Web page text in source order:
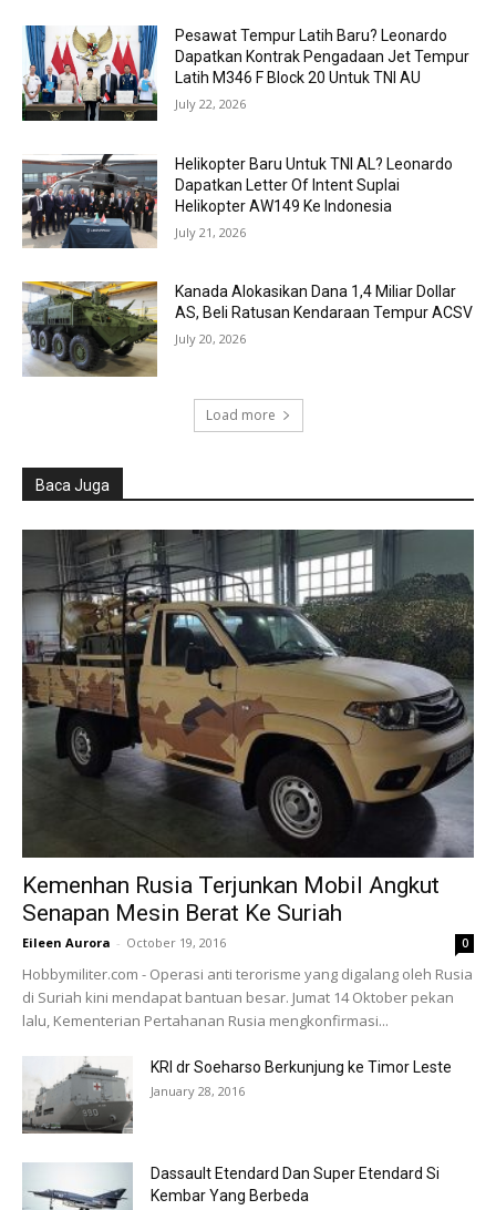
Pesawat Tempur Latih Baru? Leonardo
Dapatkan Kontrak Pengadaan Jet Tempur
Latih M346 F Block 20 Untuk TNI AU
July 22, 2026
Helikopter Baru Untuk TNI AL? Leonardo
Dapatkan Letter Of Intent Suplai
Helikopter AW149 Ke Indonesia
July 21, 2026
Kanada Alokasikan Dana 1,4 Miliar Dollar
AS, Beli Ratusan Kendaraan Tempur ACSV
July 20, 2026
Load more
Baca Juga
Kemenhan Rusia Terjunkan Mobil Angkut
Senapan Mesin Berat Ke Suriah
Eileen Aurora - October 19, 2016 0
Hobbymiliter.com - Operasi anti terorisme yang digalang oleh Rusia
di Suriah kini mendapat bantuan besar. Jumat 14 Oktober pekan
lalu, Kementerian Pertahanan Rusia mengkonfirmasi...
KRI dr Soeharso Berkunjung ke Timor Leste
January 28, 2016
Dassault Etendard Dan Super Etendard Si
Kembar Yang Berbeda